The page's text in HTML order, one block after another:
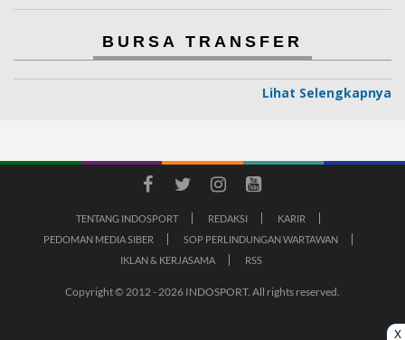
BURSA TRANSFER
Lihat Selengkapnya
X
TENTANG INDOSPORT REDAKSI
KARIR
PEDOMAN MEDIA SIBER
SOP PERLINDUNGAN WARTAWAN
IKLAN & KERJASAMA
RSS
Copyright © 2012 - 2026 INDOSPORT. All rights reserved.